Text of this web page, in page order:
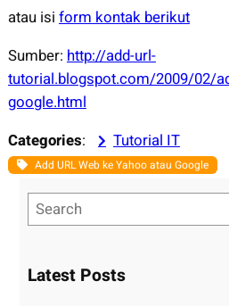
atau isi form kontak berikut
Sumber: http://add-url-
tutorial.blogspot.com/2009/02/
google.html
Categories: Tutorial IT
Add URL Web ke Yahoo atau Google
e
rLatest Posts